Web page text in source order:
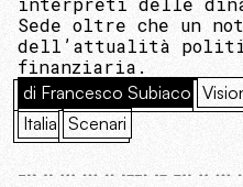
Sede oltre che un
dell’attualità
finanziaria.
di Francesco Subiaco
Italia Scenari